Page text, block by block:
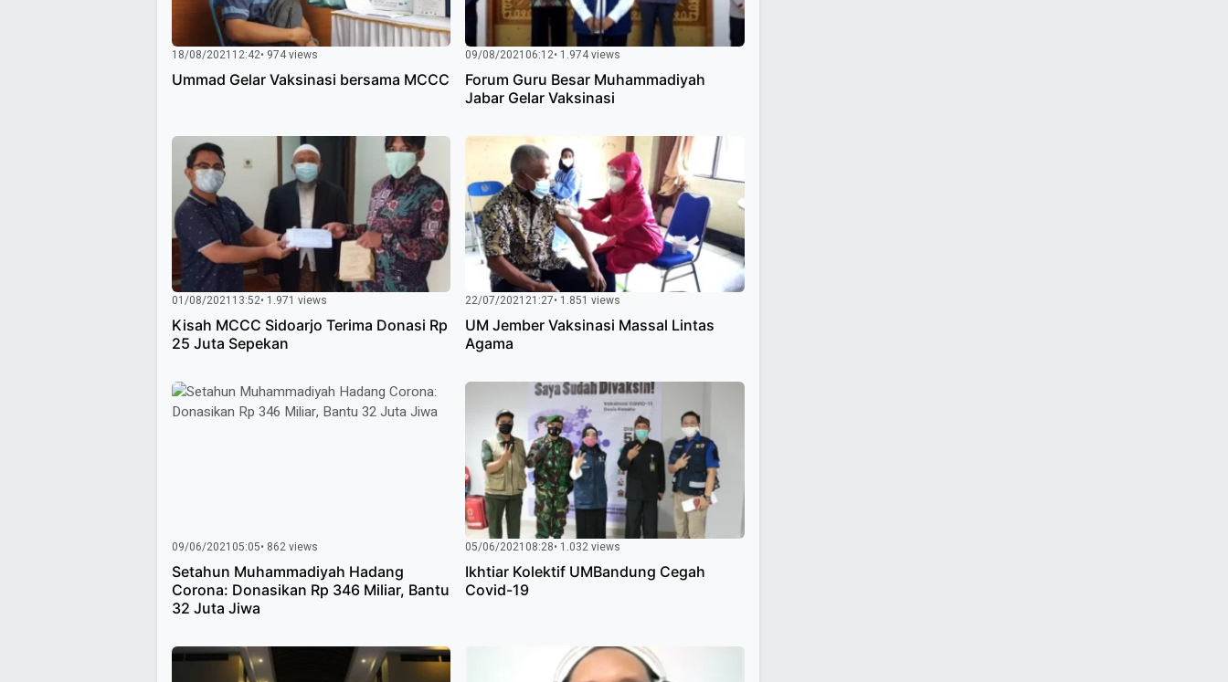
18/08/2021 12:42• 974 views
Ummad Gelar Vaksinasi bersama MCCC
09/08/202106:12• 1.974 views
Forum Guru Besar Muhammadiyah
Jabar Gelar Vaksinasi
01/08/2021 13:52• 1.971 views
Kisah MCCC Sidoarjo Terima Donasi Rp
25 Juta Sepekan
22/07/2021 21:27• 1.851 views
UM Jember Vaksinasi Massal Lintas
Agama
09/06/202105:05• 862 views
Setahun Muhammadiyah Hadang
Corona: Donasikan Rp 346 Miliar, Bantu
32 Juta Jiwa
05/06/202108:28• 1.032 views
Ikhtiar Kolektif UMBandung Cegah
Covid-19